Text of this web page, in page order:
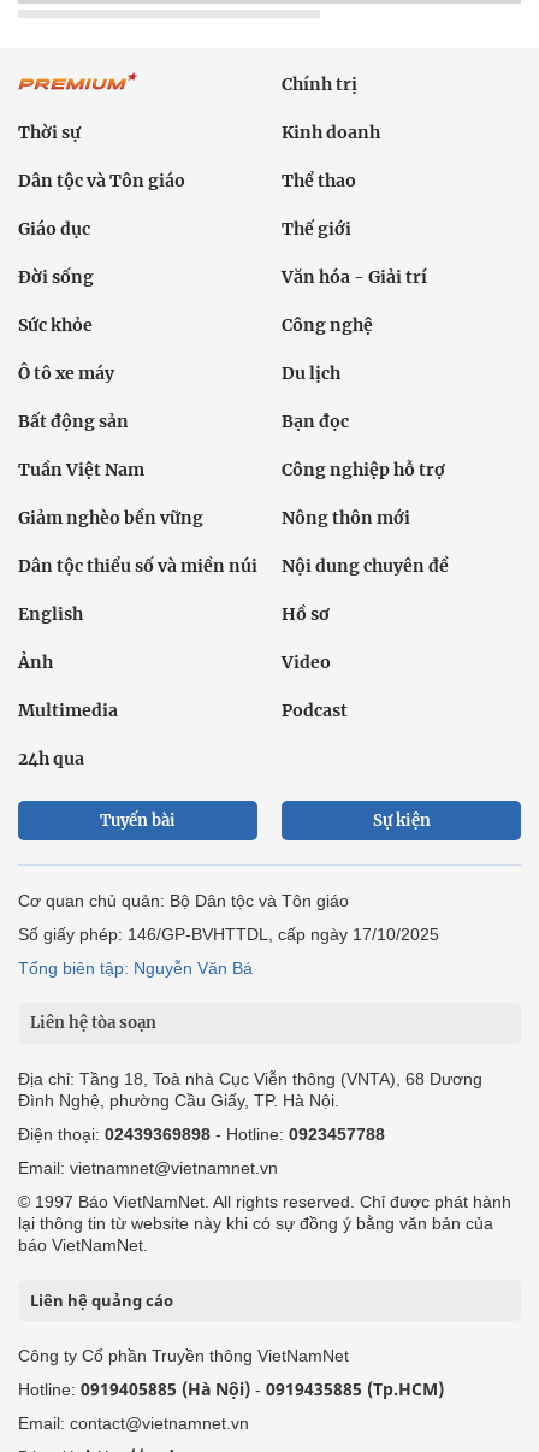
Chính trị
Thời sự Kinh doanh
Dân tộc và Tôn giáo Thể thao
Giáo dục Thế giới
Đời sống Văn hóa - Giải trí
Sức khỏe Công nghệ
Ô tô xe máy Du lịch
Bất động sản Bạn đọc
Tuần Việt Nam Công nghiệp hỗ trợ
Giảm nghèo bền vững Nông thôn mới
Dân tộc thiểu số và miền núi Nội dung chuyên đề
English Hồ sơ
Ảnh Video
Multimedia Podcast
24h qua
Tuyến bài Sự kiện
Cơ quan chủ quản: Bộ Dân tộc và Tôn giáo
Số giấy phép: 146/GP-BVHTTDL, cấp ngày 17/10/2025
Tổng biên tập: Nguyễn Văn Bá
Liên hệ tòa soạn
Địa chỉ: Tầng 18, Toà nhà Cục Viễn thông (VNTA), 68 Dương
Đình Nghệ, phường Cầu Giấy, TP. Hà Nội.
Điện thoại: 02439369898 - Hotline: 0923457788
Email: vietnamnet@vietnamnet.vn
© 1997 Báo VietNamNet. All rights reserved. Chỉ được phát hành
lại thông tin từ website này khi có sự đồng ý bằng văn bản của
báo VietNamNet.
Liên hệ quảng cáo
Công ty Cổ phần Truyền thông VietNamNet
Hotline: 0919405885 (Hà Nội) - 0919435885 (Tp.HCM)
Email: contact@vietnamnet.vn